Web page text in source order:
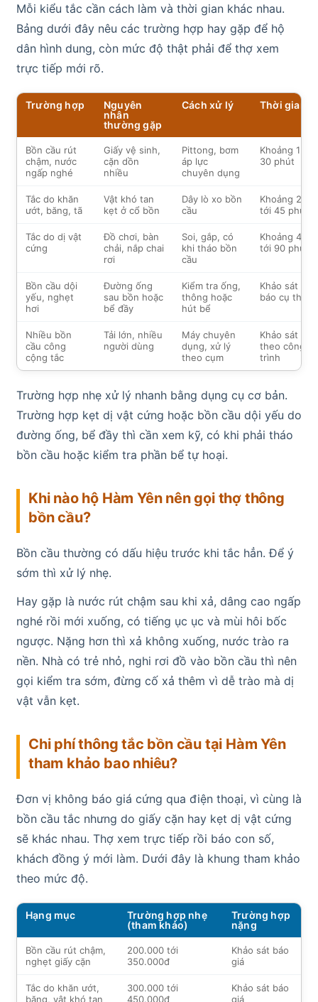
Mỗi kiểu tắc cần cách làm và thời gian khác nhau.
Bảng dưới đây nêu các trường hợp hay gặp để hộ
dân hình dung, còn mức độ thật phải để thợ xem
trực tiếp mới rõ.
Trường hợp
Nguyên
nhân
thường gặp
Cách xử lý Thời gian
Bồn cầu rút
chậm, nước
ngấp nghé
Giấy vệ sinh,
cặn dồn
nhiều
Pittong, bơm
áp lực
chuyên dụng
Khoảng 15
30 phút
Tắc do khăn
ướt, băng, tã
Vật khó tan
kẹt ở cổ bồn
Dây lò xo bồn
cầu
Khoảng 20
tới 45 phút
Tắc do dị vật
cứng
Đồ chơi, bàn
chải, nắp chai
rơi
Soi, gắp, có
khi tháo bồn
cầu
Khoảng 45
tới 90 phút
Bồn cầu dội
yếu, nghẹt
hơi
Đường ống
sau bồn hoặc
bể đầy
Kiểm tra ống,
thông hoặc
hút bể
Khảo sát rồi
báo cụ thể
Nhiều bồn
cầu công
cộng tắc
Tải lớn, nhiều
người dùng
Máy chuyên
dụng, xử lý
theo cụm
Khảo sát
theo công
trình
Trường hợp nhẹ xử lý nhanh bằng dụng cụ cơ bản.
Trường hợp kẹt dị vật cứng hoặc bồn cầu dội yếu do
đường ống, bể đầy thì cần xem kỹ, có khi phải tháo
bồn cầu hoặc kiểm tra phần bể tự hoại.
Khi nào hộ Hàm Yên nên gọi thợ thông
bồn cầu?
Bồn cầu thường có dấu hiệu trước khi tắc hẳn. Để ý
sớm thì xử lý nhẹ.
Hay gặp là nước rút chậm sau khi xả, dâng cao ngấp
nghé rồi mới xuống, có tiếng ục ục và mùi hôi bốc
ngược. Nặng hơn thì xả không xuống, nước trào ra
nền. Nhà có trẻ nhỏ, nghi rơi đồ vào bồn cầu thì nên
gọi kiểm tra sớm, đừng cố xả thêm vì dễ trào mà dị
vật vẫn kẹt.
Chi phí thông tắc bồn cầu tại Hàm Yên
tham khảo bao nhiêu?
Đơn vị không báo giá cứng qua điện thoại, vì cùng là
bồn cầu tắc nhưng do giấy cặn hay kẹt dị vật cứng
sẽ khác nhau. Thợ xem trực tiếp rồi báo con số,
khách đồng ý mới làm. Dưới đây là khung tham khảo
theo mức độ.
Hạng mục
Trường hợp nhẹ
(tham khảo)
Trường hợp
nặng
Bồn cầu rút chậm,
nghẹt giấy cặn
200.000 tới
350.000đ
Khảo sát báo
giá
Tắc do khăn ướt,
băng, vật khó tan
300.000 tới
450.000đ
Khảo sát báo
giá